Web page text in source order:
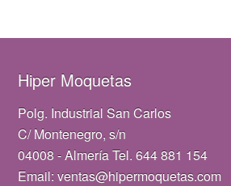
Hiper Moquetas
Polg. Industrial San Carlos
C/ Montenegro, s/n
04008 - Almería Tel. 644 881 154
Email: ventas@hipermoquetas.com